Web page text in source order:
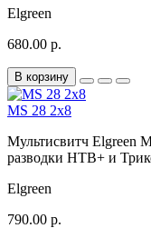
Elgreen
680.00 р.
В корзину
MS 28 2х8
Мультисвитч Elgreen
разводки НТВ+ и
Elgreen
790.00 р.